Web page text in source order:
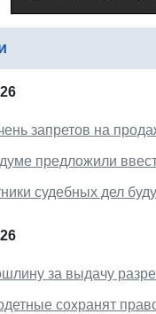
запретов на
предложили
судебных дел
за выдачу
сохранят